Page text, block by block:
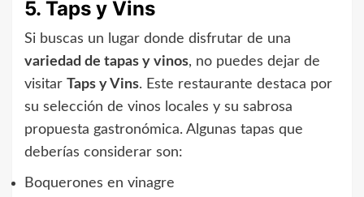
5. Taps y Vins
Si buscas un lugar donde disfrutar de una
variedad de tapas y vinos, no puedes dejar de
visitar Taps y Vins. Este restaurante destaca por
su selección de vinos locales y su sabrosa
propuesta gastronómica. Algunas tapas que
deberías considerar son:
Boquerones en vinagre